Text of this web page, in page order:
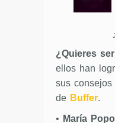
¿Quieres
ellos han
sus consejos
de Buffer.
• María